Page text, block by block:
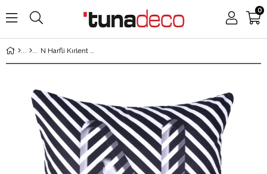
0
N Harfli Kırlent Çift Taraflı 45x45 cm